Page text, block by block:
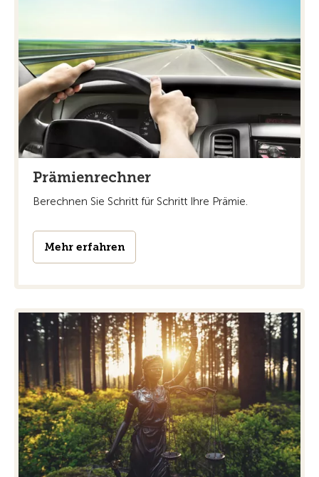
Prämienrechner
Berechnen Sie Schritt für Schritt Ihre Prämie.
Mehr erfahren